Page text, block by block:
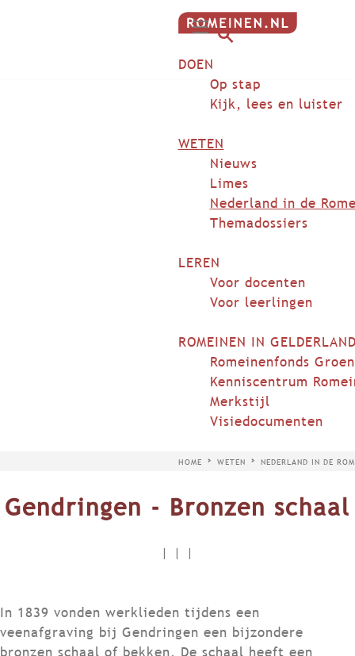
G
n
d
p
e
e
k
DOEN
Op stap
Kijk, lees en luister
WETEN
Nieuws
Limes
Nederland in de
Themadossiers
LEREN
Voor docenten
Voor leerlingen
ROMEINEN IN
Romeinenfonds
Kenniscentrum
Merkstijl
Visiedocumenten
HOME WETEN NEDERLAND IN DE
Gendringen - Bronzen schaal
| | |
In 1839 vonden werklieden tijdens een
veenafgraving bij Gendringen een bijzondere